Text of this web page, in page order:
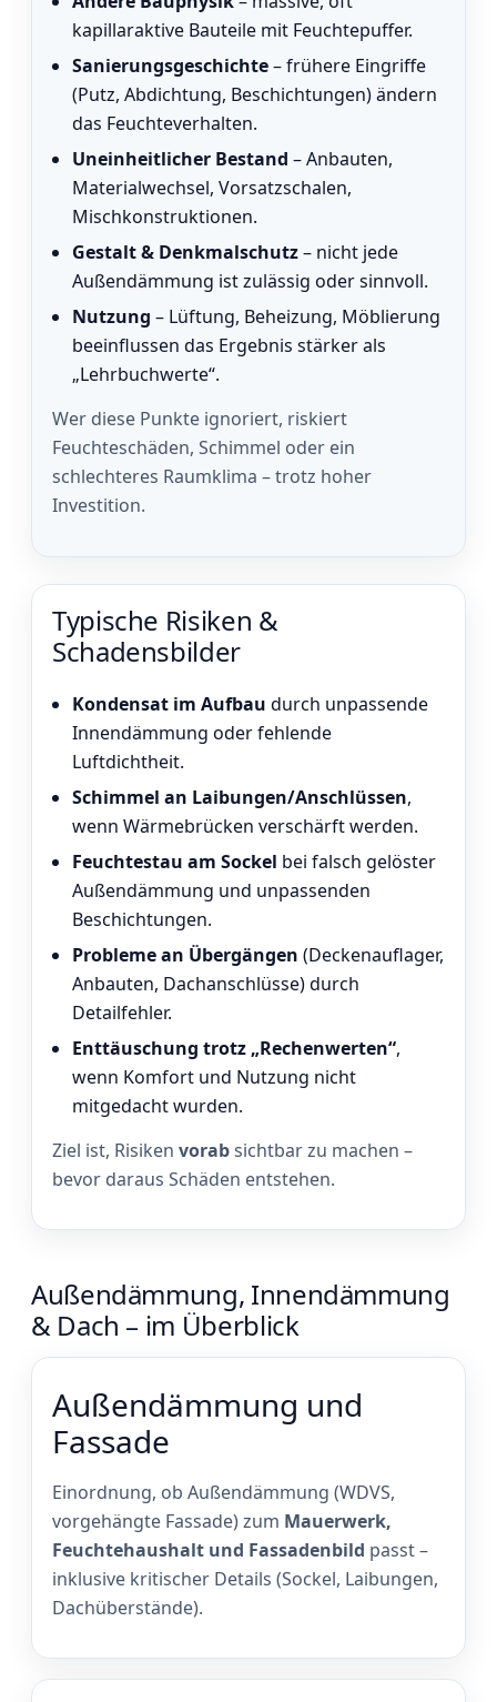
kapillaraktive Bauteile mit Feuchtepuffer.
Sanierungsgeschichte– frühere Eingriffe
(Putz, Abdichtung, Beschichtungen) ändern
das Feuchteverhalten.
Uneinheitlicher Bestand – Anbauten,
Materialwechsel, Vorsatzschalen,
Mischkonstruktionen.
Gestalt & Denkmalschutz– nicht jede
Außendämmung ist zulässig oder sinnvoll.
Nutzung – Lüftung, Beheizung, Möblierung
beeinflussen das Ergebnis stärker als
„Lehrbuchwerte“.
Wer diese Punkte ignoriert, riskiert
Feuchteschäden, Schimmel oder ein
schlechteres Raumklima – trotz hoher
Investition.
Typische Risiken &
Schadensbilder
Kondensat im Aufbau durch unpassende
Innendämmung oder fehlende
Luftdichtheit.
Schimmel an Laibungen/Anschlüssen,
wenn Wärmebrücken verschärft werden.
Feuchtestau am Sockel bei falsch gelöster
Außendämmung und unpassenden
Beschichtungen.
Probleme an Übergängen (Deckenauflager,
Anbauten, Dachanschlüsse) durch
Detailfehler.
Enttäuschung trotz „Rechenwerten“,
wenn Komfort und Nutzung nicht
mitgedacht wurden.
Ziel ist, Risiken vorabsichtbar zu machen –
bevor daraus Schäden entstehen.
Außendämmung, Innendämmung
& Dach – im Überblick
Außendämmung und
Fassade
Einordnung, ob Außendämmung (WDVS,
vorgehängte Fassade) zum Mauerwerk,
Feuchtehaushalt und Fassadenbild passt –
inklusive kritischer Details (Sockel, Laibungen,
Dachüberstände).